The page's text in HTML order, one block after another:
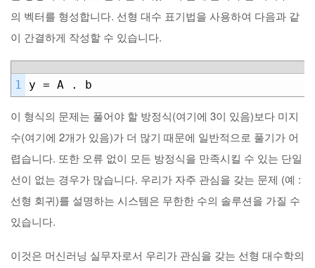
의 벡터를 형성합니다. 선형 대수 표기법을 사용하여 다음과 같
이 간결하게 작성할 수 있습니다.
1 y = A . b
이 형식의 문제는 풀어야 할 방정식(여기에 3이 있음)보다 미지
수(여기에 2개가 있음)가 더 많기 때문에 일반적으로 풀기가 어
렵습니다. 또한 오류 없이 모든 방정식을 만족시킬 수 있는 단일
선이 없는 경우가 많습니다. 우리가 자주 관심을 갖는 문제 (예 :
선형 회귀)를 설명하는 시스템은 무한한 수의 솔루션을 가질 수
있습니다.
이것은 머신러닝 실무자로서 우리가 관심을 갖는 선형 대수학의